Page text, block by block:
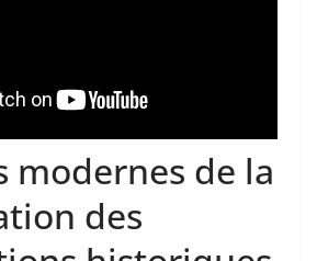
modernes de la
des